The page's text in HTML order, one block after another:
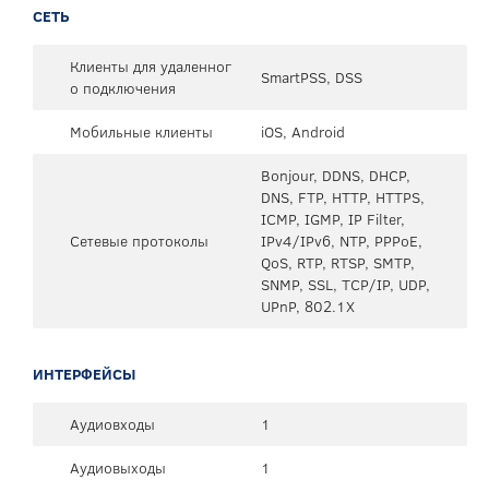
СЕТЬ
Клиенты для удаленног
о подключения
SmartPSS, DSS
Мобильные клиенты iOS, Android
Сетевые протоколы
Bonjour, DDNS, DHCP,
DNS, FTP, HTTP, HTTPS,
ICMP, IGMP, IP Filter,
IPv4/IPv6, NTP, PPPoE,
QoS, RTP, RTSP, SMTP,
SNMP, SSL, TCP/IP, UDP,
UPnP, 802.1X
ИНТЕРФЕЙСЫ
Аудиовходы
1
Аудиовыходы
1